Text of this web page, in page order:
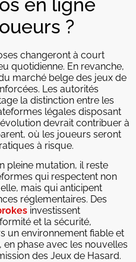
?
changeront à court
quotidienne. En revanche,
marché belge des jeux de
Les autorités
la distinction entre les
légales disposant
devrait contribuer à
où les joueurs seront
à risque.
pleine mutation, il reste
qui respectent non
mais qui anticipent
réglementaires. Des
investissent
et la sécurité,
un environnement fiable et
phase avec les nouvelles
des Jeux de Hasard.